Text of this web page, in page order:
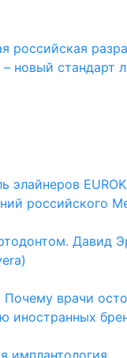
российская
новый стандарт
элайнеров
российского
Давид
Почему врачи
иностранных
имплантология